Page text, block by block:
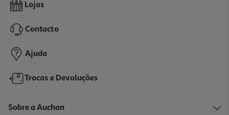
Lojas
Contacto
Ajuda
Trocas e Devoluções
Sobre a Auchan